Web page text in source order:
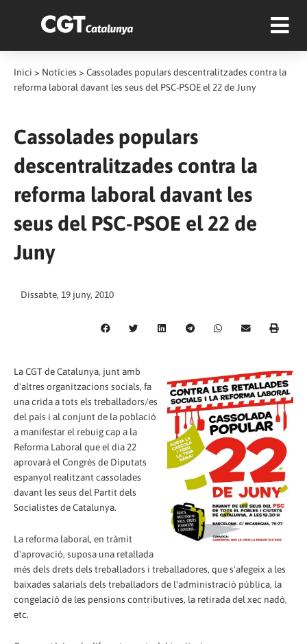
Inici > Notícies > Cassolades populars descentralitzades contra la
reforma laboral davant les seus del PSC-PSOE el 22 de Juny
Cassolades populars
descentralitzades contra la
reforma laboral davant les
seus del PSC-PSOE el 22 de
Juny
Dissabte, 19 juny, 2010
La CGT de Catalunya, junt amb
d'altres organitzacions socials, fa
una crida a tots els treballadors/es
del país i al conjunt de la població
a manifestar el rebuig cap a la
Reforma Laboral que el dia 22
aprovarà el Congrés de Diputats
espanyol realitzant cassolades
davant les seus del Partit dels
Socialistes de Catalunya.
La reforma laboral, en tràmit
d'aprovació, suposa una retallada
més dels drets dels treballadors i treballadores, que s'afegeix a les
baixades salarials dels treballadors de l'administració pública, la
congelació de les pensions contributives, la retirada del xec nadó,
etc.